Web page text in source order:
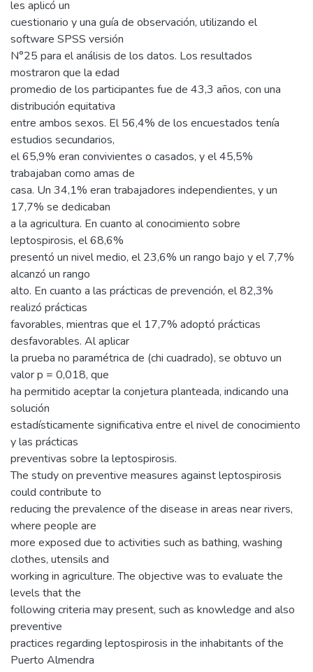
les aplicó un
cuestionario y una guía de observación, utilizando el
software SPSS versión
N°25 para el análisis de los datos. Los resultados
mostraron que la edad
promedio de los participantes fue de 43,3 años, con una
distribución equitativa
entre ambos sexos. El 56,4% de los encuestados tenía
estudios secundarios,
el 65,9% eran convivientes o casados, y el 45,5%
trabajaban como amas de
casa. Un 34,1% eran trabajadores independientes, y un
17,7% se dedicaban
a la agricultura. En cuanto al conocimiento sobre
leptospirosis, el 68,6%
presentó un nivel medio, el 23,6% un rango bajo y el 7,7%
alcanzó un rango
alto. En cuanto a las prácticas de prevención, el 82,3%
realizó prácticas
favorables, mientras que el 17,7% adoptó prácticas
desfavorables. Al aplicar
la prueba no paramétrica de (chi cuadrado), se obtuvo un
valor p = 0,018, que
ha permitido aceptar la conjetura planteada, indicando una
solución
estadísticamente significativa entre el nivel de conocimiento
y las prácticas
preventivas sobre la leptospirosis.
The study on preventive measures against leptospirosis
could contribute to
reducing the prevalence of the disease in areas near rivers,
where people are
more exposed due to activities such as bathing, washing
clothes, utensils and
working in agriculture. The objective was to evaluate the
levels that the
following criteria may present, such as knowledge and also
preventive
practices regarding leptospirosis in the inhabitants of the
Puerto Almendra